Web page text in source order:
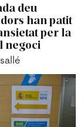
deu
han patit
per la
negoci